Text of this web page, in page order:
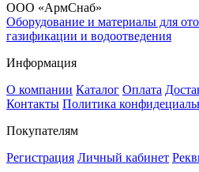
ООО «АрмСнаб»
Оборудование и материалы для
газификации и водоотведения
Информация
О компании Каталог Оплата
Контакты Политика
Покупателям
Регистрация Личный кабинет